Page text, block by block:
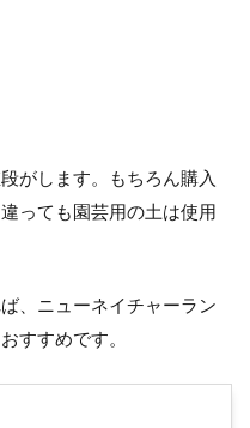
がします。もちろん購入
っても園芸用の土は使用
、ニューネイチャーラン
すすめです。